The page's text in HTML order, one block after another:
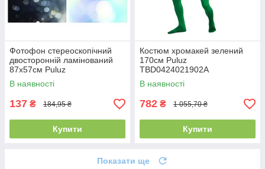
Фотофон стереоскопічний
двосторонній ламінований
87x57см Puluz
TBD0602108701O
В наявності
137 ₴ 184,95 ₴
Купити
Костюм хромакей зелений
170см Puluz
TBD0424021902A
В наявності
782 ₴ 1 055,70 ₴
Купити
Показати ще